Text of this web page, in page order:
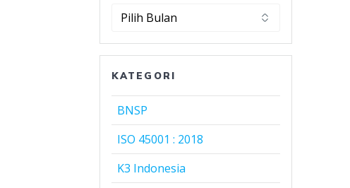
PT
Rabel
KATEGORI
BNSP
ISO 45001 : 2018
K3 Indonesia